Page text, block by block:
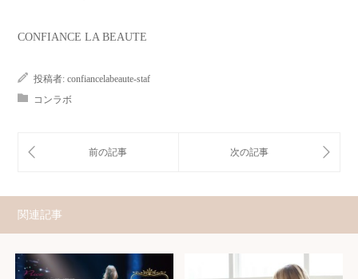
CONFIANCE LA BEAUTE
投稿者: confiancelabeaute-staf
コンラボ
関連記事